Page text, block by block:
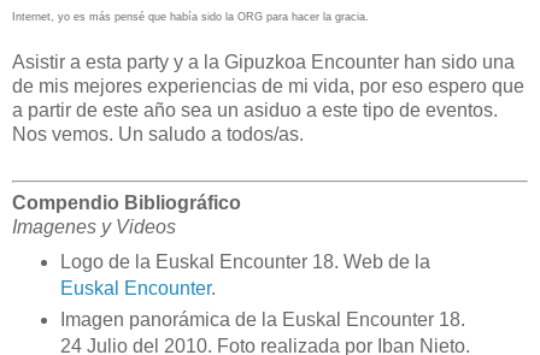
Internet, yo es más pensé que había sido la ORG para hacer la gracia.
Asistir a esta party y a la Gipuzkoa Encounter han sido una
de mis mejores experiencias de mi vida, por eso espero que
a partir de este año sea un asiduo a este tipo de eventos.
Nos vemos. Un saludo a todos/as.
Compendio Bibliográfico
Imagenes y Videos
Logo de la Euskal Encounter 18. Web de la
Euskal Encounter.
Imagen panorámica de la Euskal Encounter 18.
24 Julio del 2010. Foto realizada por Iban Nieto.